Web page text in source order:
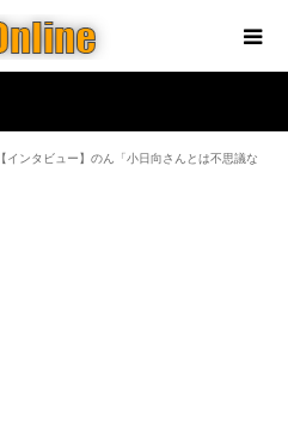
【インタビュー】のん「小日向さんとは不思議な